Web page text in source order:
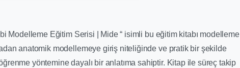
Modelleme Eğitim Serisi | Mide “ isimli bu eğitim kitabı modelleme
anatomik modellemeye giriş niteliğinde ve pratik bir şekilde
yöntemine dayalı bir anlatıma sahiptir. Kitap ile süreç takip